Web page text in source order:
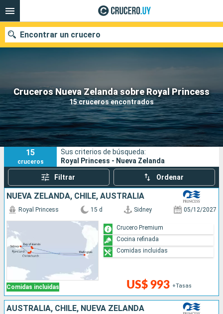
Cruceros Nueva Zelanda sobre Royal Princess
15 cruceros encontrados
Encontrar un crucero
Nuestros destinos
Fecha de salida
Puertos Compañías
Buscar
15
cruceros
Sus criterios de búsqueda:
Royal Princess - Nueva Zelanda
Filtrar Ordenar
NUEVA ZELANDA, CHILE, AUSTRALIA
Comidas incluidas
Royal Princess 15 d Sidney 05/12/2027
US$ 993 +Tasas
Crucero Premium
Cocina refinada
Comidas incluidas
AUSTRALIA, CHILE, NUEVA ZELANDA